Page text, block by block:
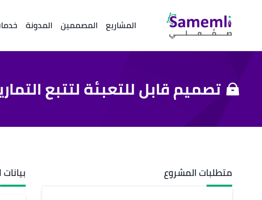
المشاريع المصممين المدونة
تصميم قابل للتعبئة لتتبع
متطلبات المشروع